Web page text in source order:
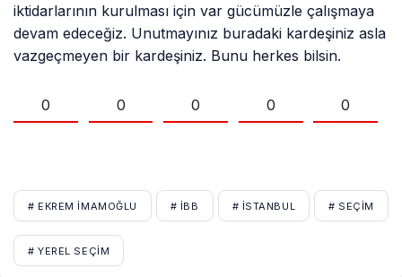
iktidarlarının kurulması için var gücümüzle çalışmaya
devam edeceğiz. Unutmayınız buradaki kardeşiniz asla
vazgeçmeyen bir kardeşiniz. Bunu herkes bilsin.
0 0 0 0 0
# EKREM İMAMOĞLU # İBB # ISTANBUL # SEÇIM
# YEREL SEÇIM